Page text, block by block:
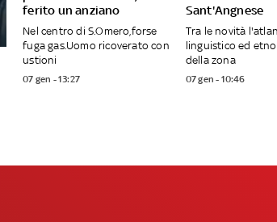
ferito un anziano
Nel centro di S.Omero,forse
fuga gas.Uomo ricoverato con
ustioni
07 gen - 13:27
Sant'Angnese
Tra le novità
linguistico ed
della zona
07 gen - 10:46